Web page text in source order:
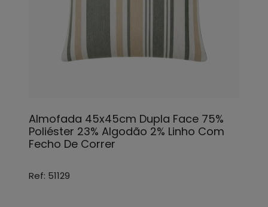
Almofada 45x45cm Dupla Face 75%
Poliéster 23% Algodão 2% Linho Com
Fecho De Correr
Ref: 51129